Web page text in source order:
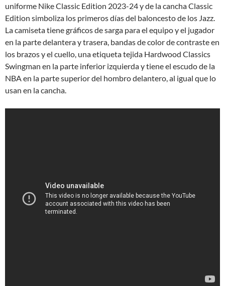
uniforme Nike Classic Edition 2023-24 y de la cancha Classic
Edition simboliza los primeros días del baloncesto de los Jazz.
La camiseta tiene gráficos de sarga para el equipo y el jugador
en la parte delantera y trasera, bandas de color de contraste en
los brazos y el cuello, una etiqueta tejida Hardwood Classics
Swingman en la parte inferior izquierda y tiene el escudo de la
NBA en la parte superior del hombro delantero, al igual que lo
usan en la cancha.